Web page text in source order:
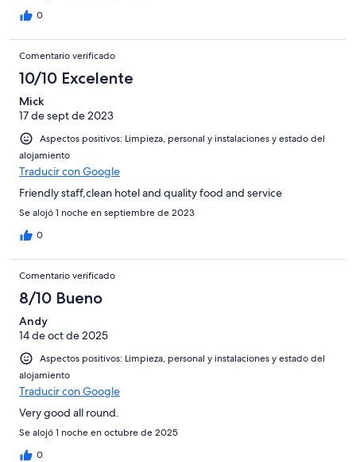
0
Comentario verificado
10/10 Excelente
Mick
17 de sept de 2023
Aspectos positivos: Limpieza, personal y instalaciones y estado del
alojamiento
Traducir con Google
Friendly staff,clean hotel and quality food and service
Se alojó 1 noche en septiembre de 2023
0
Comentario verificado
8/10 Bueno
Andy
14 de oct de 2025
Aspectos positivos: Limpieza, personal y instalaciones y estado del
alojamiento
Traducir con Google
Very good all round.
Se alojó 1 noche en octubre de 2025
0